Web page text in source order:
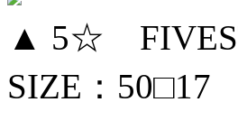
▲ 5☆
SIZE：